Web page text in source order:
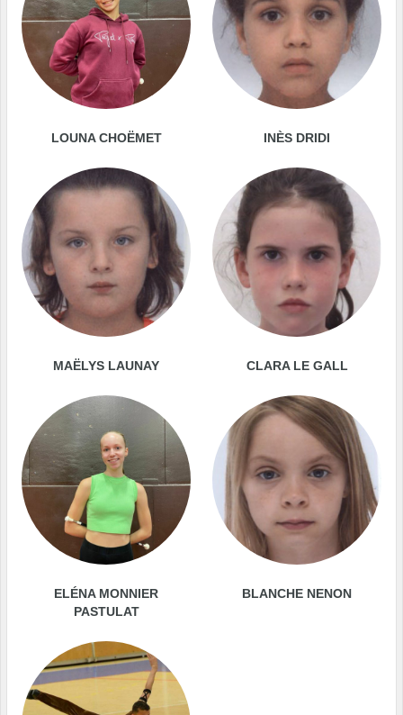
LOUNA CHOËMET INÈS DRIDI
MAËLYS LAUNAY CLARA LE GALL
ELÉNA MONNIER
PASTULAT
BLANCHE NENON